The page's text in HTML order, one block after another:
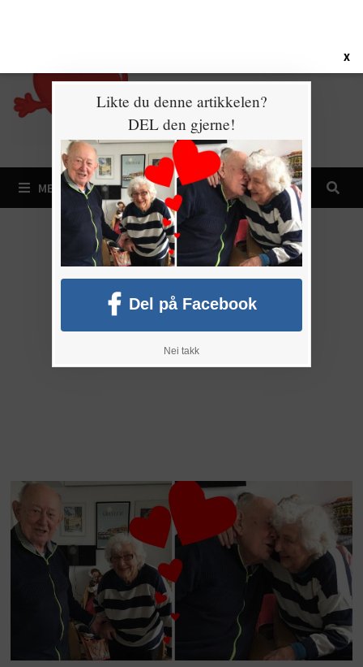
MENY
X
Likte du denne artikkelen?
DEL den gjerne!
Del på Facebook
Nei takk